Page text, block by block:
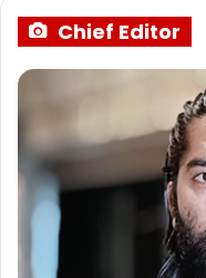
Chief Editor